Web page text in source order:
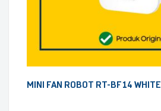
MINI FAN ROBOT RT-BF14 WHITE